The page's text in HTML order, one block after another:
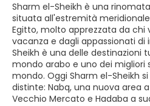
Sharm el-Sheikh è una
situata all'estremità meridionale
Egitto, molto apprezzata da
vacanza e dagli appassionati di
Sheikh è una delle destinazioni
mondo arabo e uno dei migliori
mondo. Oggi Sharm el-Sheikh
distinte: Nabq, una nuova area
Vecchio Mercato e Hadaba a